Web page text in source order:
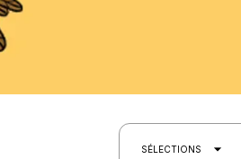
SÉLECTIONS arrow_drop_down